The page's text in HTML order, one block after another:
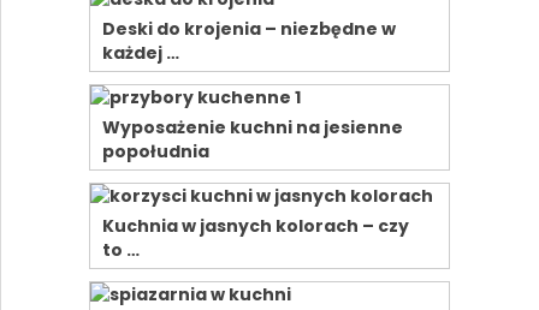
Deski do krojenia – niezbędne w
każdej …
Wyposażenie kuchni na jesienne
popołudnia
Kuchnia w jasnych kolorach – czy
to …